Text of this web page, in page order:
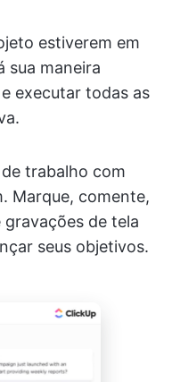
estiverem em
sua maneira
executar todas as
trabalho com
Marque, comente,
de tela
seus objetivos.